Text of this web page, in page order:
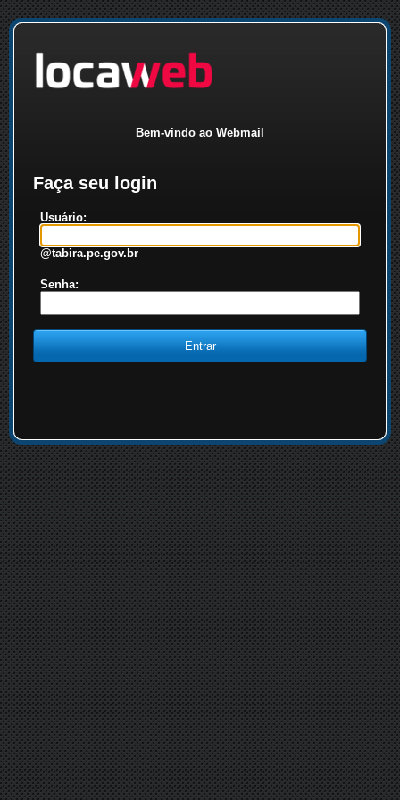
Bem-vindo ao Webmail
Faça seu login
Usuário:
@tabira.pe.gov.br
Senha: